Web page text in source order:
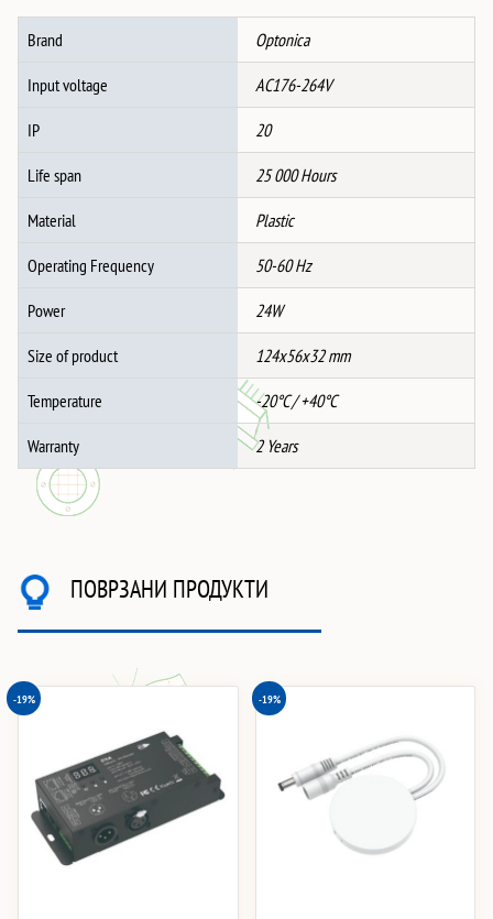
1A
Пластично
Brand Optonica
Input voltage AC176-264V
IP 20
Life span 25 000 Hours
Material Plastic
Operating Frequency 50-60 Hz
Power 24W
Size of product 124x56x32 mm
Temperature -20°C / +40°C
Warranty 2 Years
ПОВРЗАНИ ПРОДУКТИ
-19% -19%